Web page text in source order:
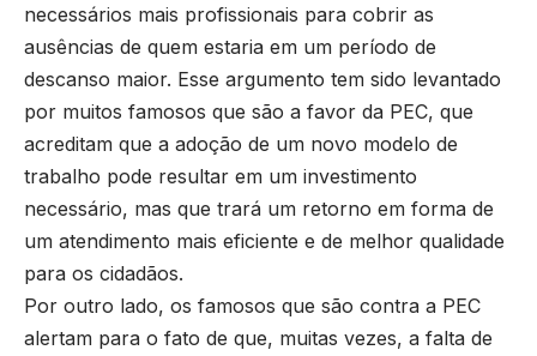
necessários mais profissionais para cobrir as
ausências de quem estaria em um período de
descanso maior. Esse argumento tem sido levantado
por muitos famosos que são a favor da PEC, que
acreditam que a adoção de um novo modelo de
trabalho pode resultar em um investimento
necessário, mas que trará um retorno em forma de
um atendimento mais eficiente e de melhor qualidade
para os cidadãos.
Por outro lado, os famosos que são contra a PEC
alertam para o fato de que, muitas vezes, a falta de